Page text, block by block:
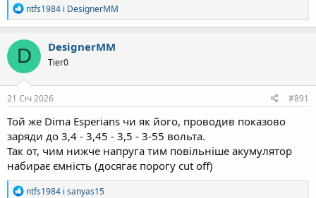
Р
е
а
к
ц
і
ї
:
ntfs1984 і DesignerMM
D DesignerMM
Tier0
21 Січ 2026 #891
Той же Dima Esperians чи як його, проводив показово
заряди до 3,4 - 3,45 - 3,5 - 3-55 вольта.
Так от, чим нижче напруга тим повільніше акумулятор
набирає ємність (досягає порогу cut off)
Р
ntfs1984 і sanyas15